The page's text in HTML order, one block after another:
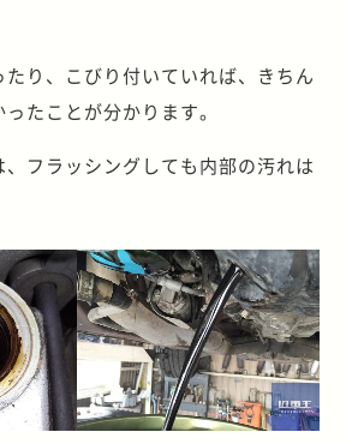
り、こびり付いていれば、きちん
たことが分かります。
フラッシングしても内部の汚れは